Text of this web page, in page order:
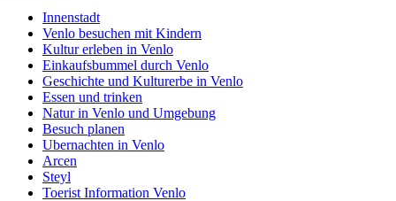
Innenstadt
Venlo besuchen mit Kindern
Kultur erleben in Venlo
Einkaufsbummel durch Venlo
Geschichte und Kulturerbe in Venlo
Essen und trinken
Natur in Venlo und Umgebung
Besuch planen
Ubernachten in Venlo
Arcen
Steyl
Toerist Information Venlo